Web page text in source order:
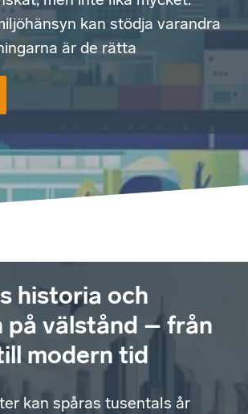
kan stödja varandra
är de rätta
historia och
på välstånd – från
modern tid
kan spåras tusentals år